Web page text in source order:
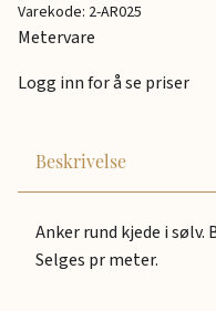
Varekode: 2-AR025
Metervare
Logg inn for å se priser
Beskrivelse
Anker rund kjede i sølv.
Selges pr meter.